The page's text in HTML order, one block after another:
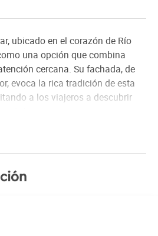
ubicado en el corazón de Río
una opción que combina
cercana. Su fachada, de
evoca la rica tradición de esta
a los viajeros a descubrir
para proporcionar descanso tras
o trabajo. Cada espacio
comodidad, desde las camas